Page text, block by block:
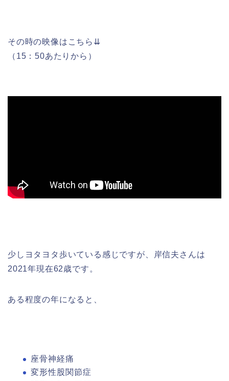
その時の映像はこちら⇊
（15：50あたりから）
少しヨタヨタ歩いている感じですが、岸信夫さんは
2021年現在62歳です。
ある程度の年になると、
座骨神経痛
変形性股関節症